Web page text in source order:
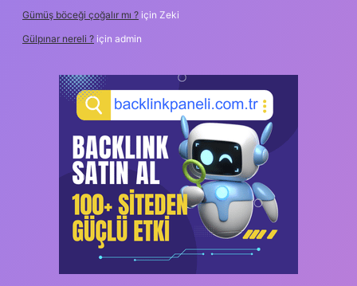
Gümüş böceği çoğalır mı ? için Zeki
Gülpınar nereli ? için admin